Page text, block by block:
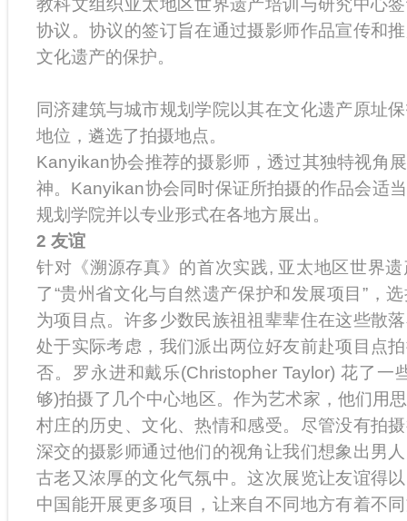
协议。协议的签订旨在通过摄影师作品宣传和
文化遗产的保护。
同济建筑与城市规划学院以其在文化遗产原址
地位，遴选了拍摄地点。
Kanyikan协会推荐的摄影师，透过其独特视角
神。Kanyikan协会同时保证所拍摄的作品会适
规划学院并以专业形式在各地方展出。
2 友谊
针对《溯源存真》的首次实践, 亚太地区世界
了“贵州省文化与自然遗产保护和发展项目”，
为项目点。许多少数民族祖祖辈辈住在这些散
处于实际考虑，我们派出两位好友前赴项目点
否。罗永进和戴乐(Christopher Taylor) 花了一
够)拍摄了几个中心地区。作为艺术家，他们用
村庄的历史、文化、热情和感受。尽管没有拍
深交的摄影师通过他们的视角让我们想象出男
古老又浓厚的文化气氛中。这次展览让友谊得
中国能开展更多项目，让来自不同地方有着不